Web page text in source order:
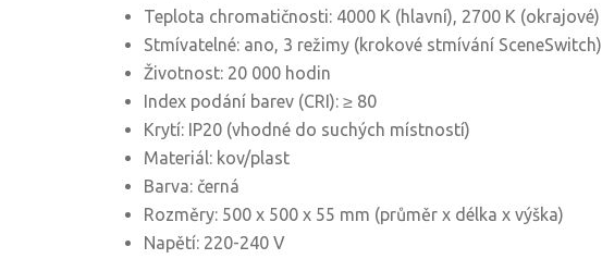
Teplota chromatičnosti: 4000 K (hlavní), 2700 K (okrajové)
Stmívatelné: ano, 3 režimy (krokové stmívání SceneSwitch)
Životnost: 20 000 hodin
Index podání barev (CRI): ≥ 80
Krytí: IP20 (vhodné do suchých místností)
Materiál: kov/plast
Barva: černá
Rozměry: 500 x 500 x 55 mm (průměr x délka x výška)
Napětí: 220-240 V